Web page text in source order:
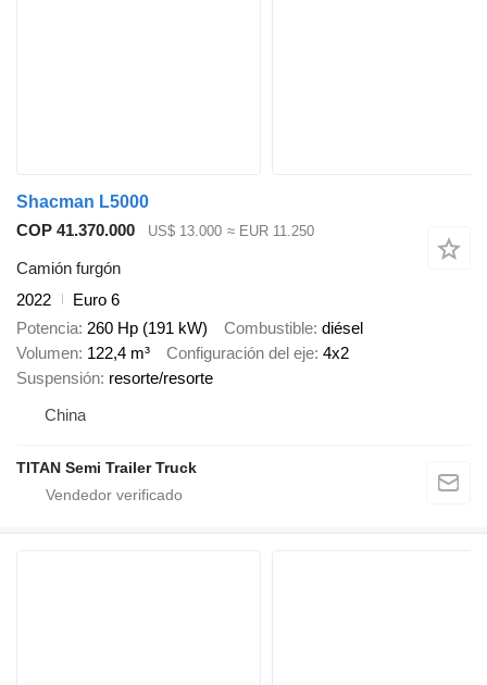
Shacman L5000
COP 41.370.000
US$ 13.000 ≈ EUR 11.250
Camión furgón
2022
Euro 6
Potencia 260 Hp (191 kW) Combustible diésel
Volumen 122,4 m³ Configuración del eje 4x2
Suspensión resorte/resorte
China
TITAN Semi Trailer Truck